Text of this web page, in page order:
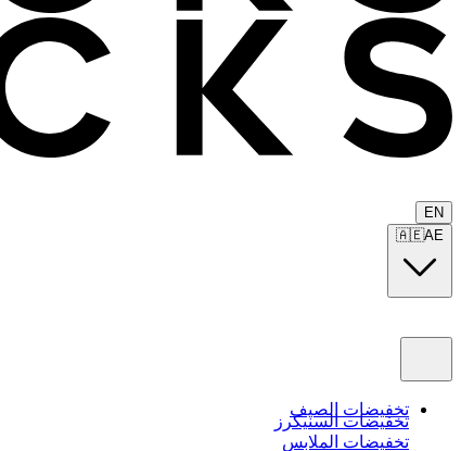
EN
🇦🇪AE
تخفيضات الصيف
تخفيضات السنيكرز
تخفيضات الملابس